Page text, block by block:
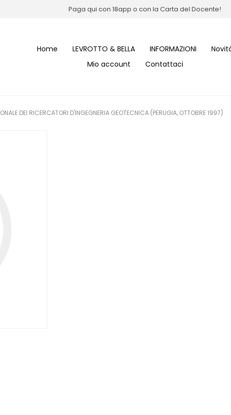
Paga qui con 18app o con la Carta del Docente!
Home LEVROTTO & BELLA INFORMAZIONI
Mio account
Contattaci
DEI RICERCATORI D'INGEGNERIA GEOTECNICA (PERUGIA, OTTOBRE 1997)